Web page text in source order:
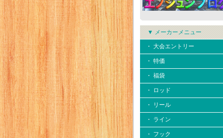
▼ メーカーメニュー
・ 大会エントリー
・ 特価
・ 福袋
・ ロッド
・ リール
・ ライン
・ フック